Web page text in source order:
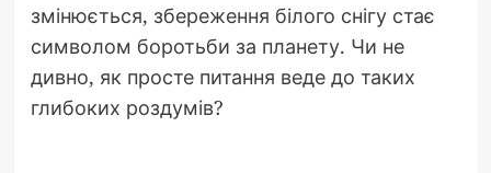
змінюється, збереження білого снігу стає
символом боротьби за планету. Чи не
дивно, як просте питання веде до таких
глибоких роздумів?